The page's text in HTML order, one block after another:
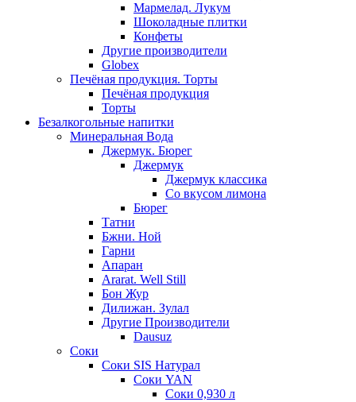
Мармелад. Лукум
Шоколадные плитки
Конфеты
Другие производители
Globex
Печёная продукция. Торты
Печёная продукция
Торты
Безалкогольные напитки
Минеральная Вода
Джермук. Бюрег
Джермук
Джермук классика
Со вкусом лимона
Бюрег
Татни
Бжни. Ной
Гарни
Апаран
Ararat. Well Still
Бон Жур
Дилижан. Зулал
Другие Производители
Dausuz
Соки
Соки SIS Натурал
Соки YAN
Соки 0,930 л